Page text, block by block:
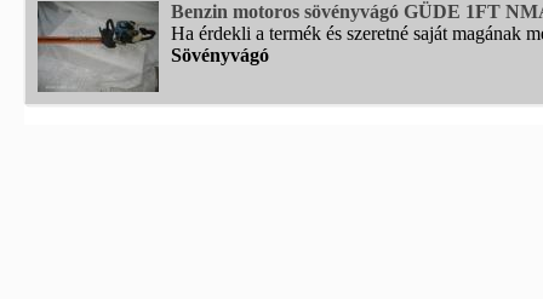
Benzin motoros sövényvágó GÜDE 1FT
Ha érdekli a termék és szeretné saját magának
Sövényvágó